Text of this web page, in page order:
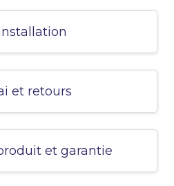
et retours
et garantie